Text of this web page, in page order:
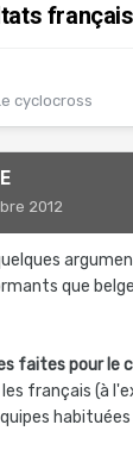
cyclocross
2012
que
faites pour le
français (à